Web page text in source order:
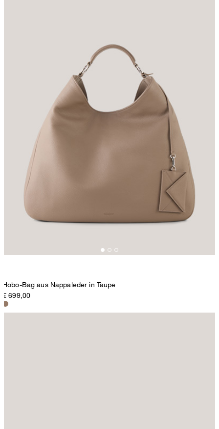
Hobo-Bag aus Nappaleder in Taupe
€ 699,00